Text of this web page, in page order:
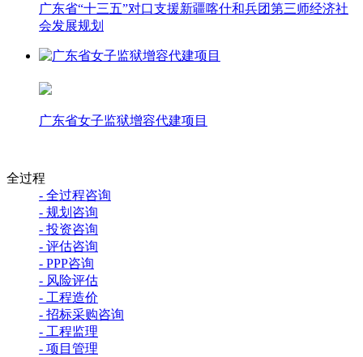
广东省“十三五”对口支援新疆喀什和兵团第三师经济社
会发展规划
广东省女子监狱增容代建项目
全过程
- 全过程咨询
- 规划咨询
- 投资咨询
- 评估咨询
- PPP咨询
- 风险评估
- 工程造价
- 招标采购咨询
- 工程监理
- 项目管理